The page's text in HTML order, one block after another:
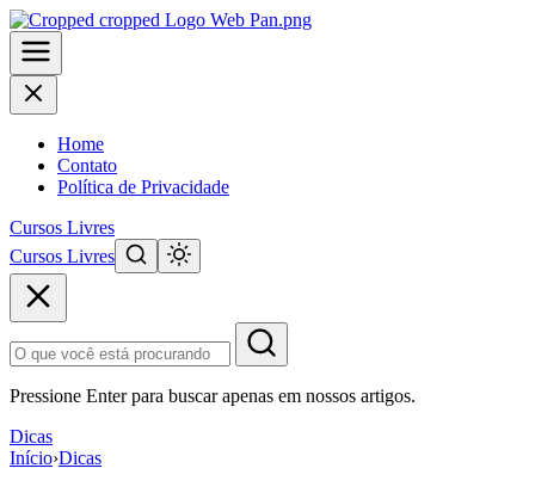
Home
Contato
Política de Privacidade
Cursos Livres
Cursos Livres
Pular
para
o
conteúdo
principal
Pressione Enter para buscar apenas em nossos artigos.
Dicas
Início›Dicas